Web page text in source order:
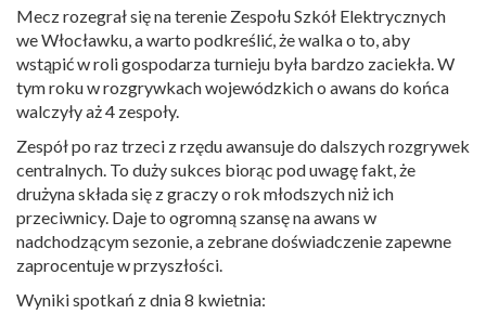
Mecz rozegrał się na terenie Zespołu Szkół Elektrycznych
we Włocławku, a warto podkreślić, że walka o to, aby
wstąpić w roli gospodarza turnieju była bardzo zaciekła. W
tym roku w rozgrywkach wojewódzkich o awans do końca
walczyły aż 4 zespoły.
Zespół po raz trzeci z rzędu awansuje do dalszych rozgrywek
centralnych. To duży sukces biorąc pod uwagę fakt, że
drużyna składa się z graczy o rok młodszych niż ich
przeciwnicy. Daje to ogromną szansę na awans w
nadchodzącym sezonie, a zebrane doświadczenie zapewne
zaprocentuje w przyszłości.
Wyniki spotkań z dnia 8 kwietnia: